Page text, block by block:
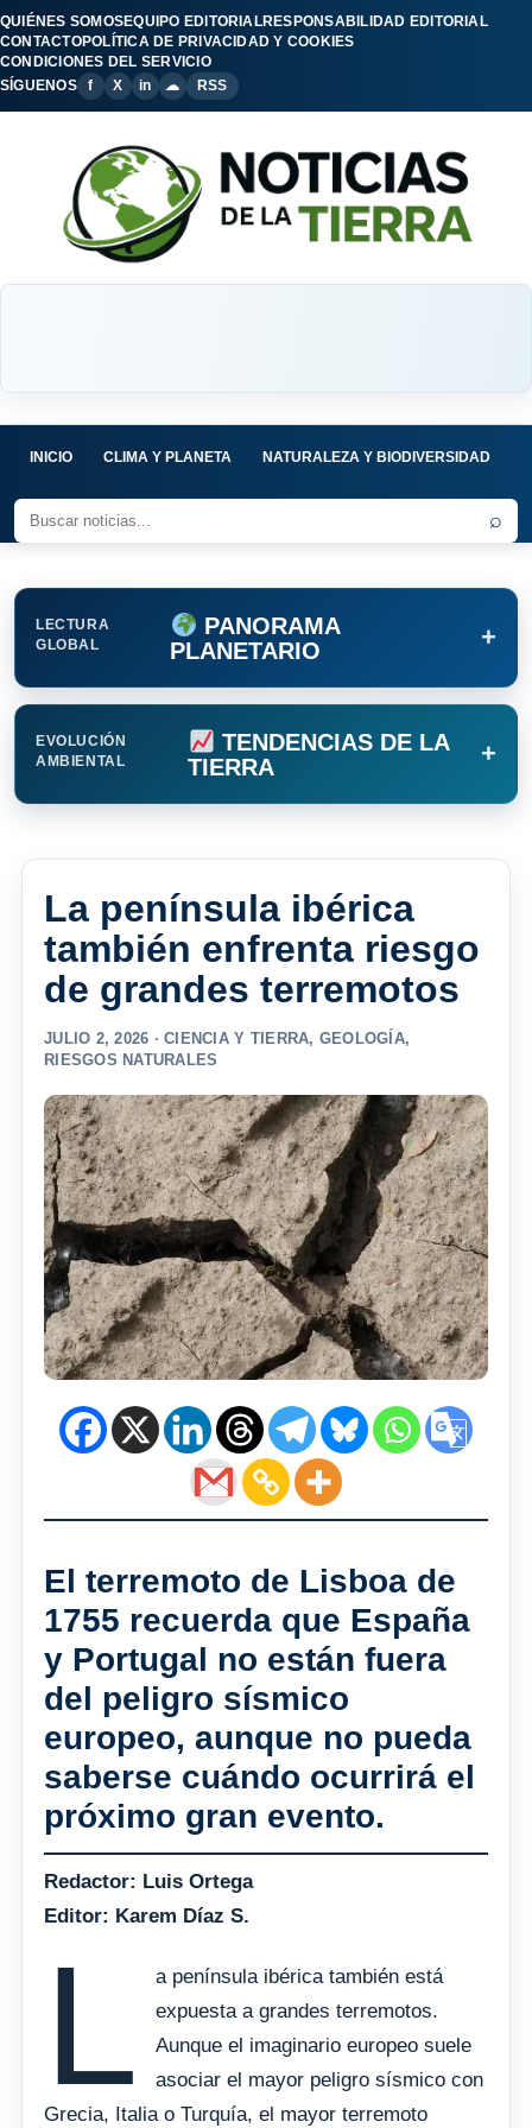
QUIÉNES SOMOSEQUIPO EDITORIALRESPONSABILIDAD EDITORIAL
CONTACTOPOLÍTICA DE PRIVACIDAD Y COOKIES
CONDICIONES DEL SERVICIO
SÍGUENOS
f X in ☁ RSS
INICIO CLIMA Y PLANETA NATURALEZA Y BIODIVERSIDAD
⌕
LECTURA
GLOBAL
PANORAMA
PLANETARIO
+
EVOLUCIÓN
AMBIENTAL
TENDENCIAS DE LA
TIERRA
+
La península ibérica
también enfrenta riesgo
de grandes terremotos
JULIO 2, 2026 ·CIENCIA Y TIERRA, GEOLOGÍA,
RIESGOS NATURALES
El terremoto de Lisboa de
1755 recuerda que España
y Portugal no están fuera
del peligro sísmico
europeo, aunque no pueda
saberse cuándo ocurrirá el
próximo gran evento.
Redactor: Luis Ortega
Editor: Karem Díaz S.
L
a península ibérica también está
expuesta a grandes terremotos.
Aunque el imaginario europeo suele
asociar el mayor peligro sísmico con
Grecia, Italia o Turquía, el mayor terremoto